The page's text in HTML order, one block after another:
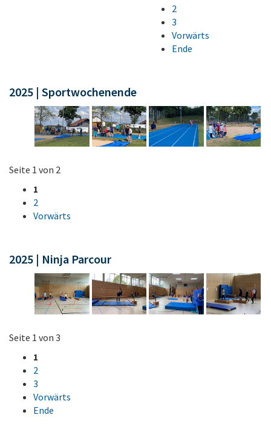
2
3
Vorwärts
Ende
2025 | Sportwochenende
Seite 1 von 2
1
2
Vorwärts
2025 | Ninja Parcour
Seite 1 von 3
1
2
3
Vorwärts
Ende